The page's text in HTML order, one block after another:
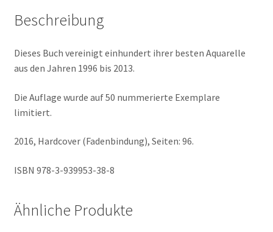
Beschreibung
Dieses Buch vereinigt einhundert ihrer besten Aquarelle
aus den Jahren 1996 bis 2013.
Die Auflage wurde auf 50 nummerierte Exemplare
limitiert.
2016, Hardcover (Fadenbindung), Seiten: 96.
ISBN 978-3-939953-38-8
Ähnliche Produkte